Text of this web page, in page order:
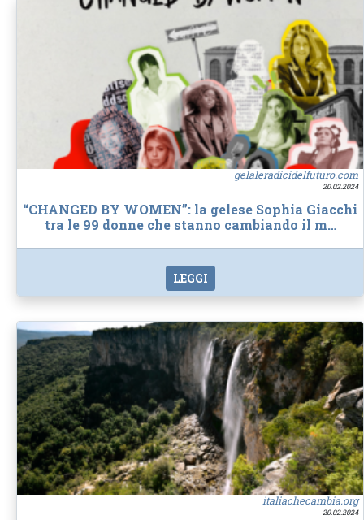
gelaleradicidelfuturo.com
20.02.2024
“CHANGED BY WOMEN”: la gelese Sophia Giacchi
tra le 99 donne che stanno cambiando il m…
LEGGI
italiachecambia.org
20.02.2024